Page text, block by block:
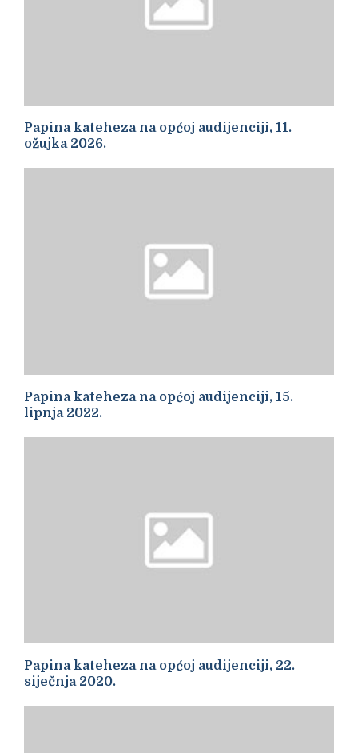
Papina kateheza na općoj audijenciji, 11.
ožujka 2026.
Papina kateheza na općoj audijenciji, 15.
lipnja 2022.
Papina kateheza na općoj audijenciji, 22.
siječnja 2020.